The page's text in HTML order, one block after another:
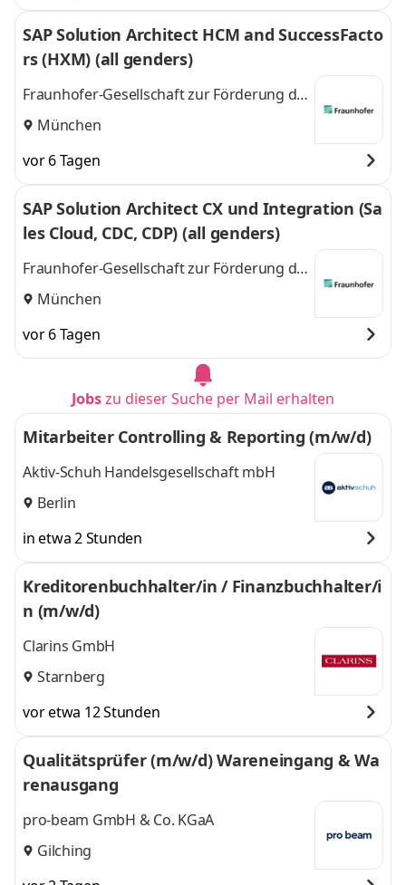
SAP Solution Architect HCM and SuccessFacto
rs (HXM) (all genders)
Fraunhofer-Gesellschaft zur Förderung der
angewandten Forschung e.V.
München
vor 6 Tagen
SAP Solution Architect CX und Integration (Sa
les Cloud, CDC, CDP) (all genders)
Fraunhofer-Gesellschaft zur Förderung der
angewandten Forschung e.V.
München
vor 6 Tagen
Jobszu dieser Suche per Mail erhalten
Mitarbeiter Controlling & Reporting (m/w/d)
Aktiv-Schuh Handelsgesellschaft mbH
Berlin
in etwa 2 Stunden
Kreditorenbuchhalter/in / Finanzbuchhalter/i
n (m/w/d)
Clarins GmbH
Starnberg
vor etwa 12 Stunden
Qualitätsprüfer (m/w/d) Wareneingang & Wa
renausgang
pro-beam GmbH & Co. KGaA
Gilching